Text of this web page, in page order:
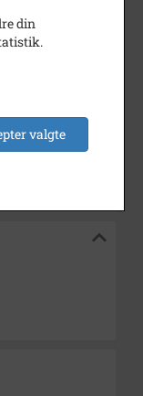
45.din
valgte